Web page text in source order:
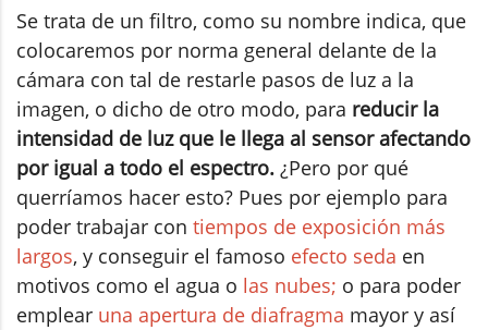
Se trata de un filtro, como su nombre indica, que
colocaremos por norma general delante de la
cámara con tal de restarle pasos de luz a la
imagen, o dicho de otro modo, para reducir la
intensidad de luz que le llega al sensor afectando
por igual a todo el espectro. ¿Pero por qué
querríamos hacer esto? Pues por ejemplo para
poder trabajar con tiempos de exposición más
largos, y conseguir el famoso efecto seda en
motivos como el agua o las nubes; o para poder
emplear una apertura de diafragma mayor y así